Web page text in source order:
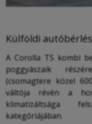
Külföldi
A Corolla TS kombi
poggyászaik
(csomagtere közel
váltója révén a
klimatizáltsága
kategóriájában.